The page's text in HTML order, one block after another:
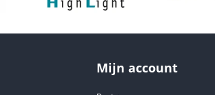
Mijn account